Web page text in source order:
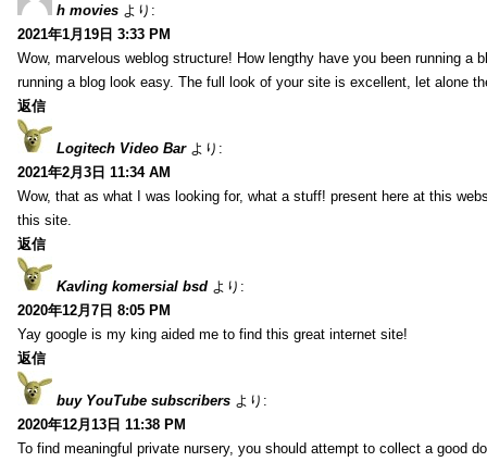
h movies より:
2021年1月19日 3:33 PM
Wow, marvelous weblog structure! How lengthy have you been running a
running a blog look easy. The full look of your site is excellent, let alone
返信
Logitech Video Bar より:
2021年2月3日 11:34 AM
Wow, that as what I was looking for, what a stuff! present here at this
this site.
返信
Kavling komersial bsd より:
2020年12月7日 8:05 PM
Yay google is my king aided me to find this great internet site!
返信
buy YouTube subscribers より:
2020年12月13日 11:38 PM
To find meaningful private nursery, you should attempt to collect a good